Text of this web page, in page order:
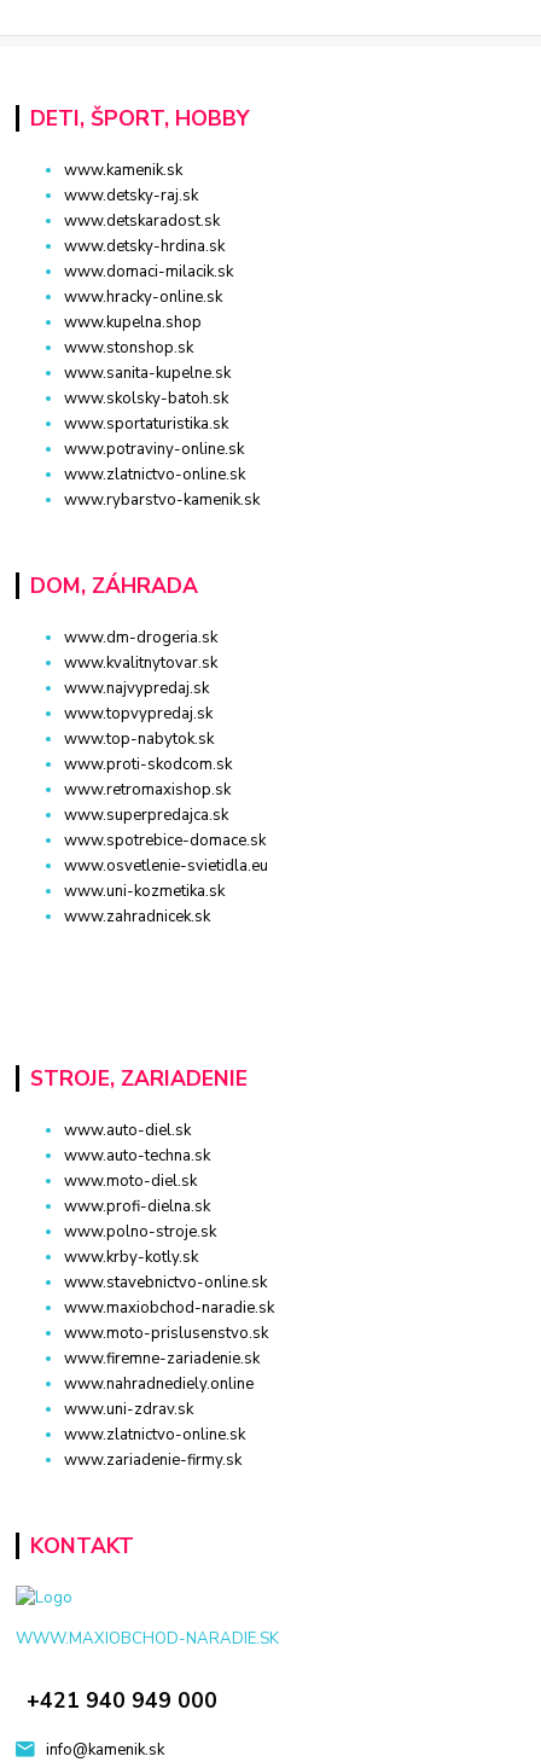
DETI, ŠPORT, HOBBY
www.kamenik.sk
www.detsky-raj.sk
www.detskaradost.sk
www.detsky-hrdina.sk
www.domaci-milacik.sk
www.hracky-online.sk
www.kupelna.shop
www.stonshop.sk
www.sanita-kupelne.sk
www.skolsky-batoh.sk
www.sportaturistika.sk
www.potraviny-online.sk
www.zlatnictvo-online.sk
www.rybarstvo-kamenik.sk
DOM, ZÁHRADA
www.dm-drogeria.sk
www.kvalitnytovar.sk
www.najvypredaj.sk
www.topvypredaj.sk
www.top-nabytok.sk
www.proti-skodcom.sk
www.retromaxishop.sk
www.superpredajca.sk
www.spotrebice-domace.sk
www.osvetlenie-svietidla.eu
www.uni-kozmetika.sk
www.zahradnicek.sk
STROJE, ZARIADENIE
www.auto-diel.sk
www.auto-techna.sk
www.moto-diel.sk
www.profi-dielna.sk
www.polno-stroje.sk
www.krby-kotly.sk
www.stavebnictvo-online.sk
www.maxiobchod-naradie.sk
www.moto-prislusenstvo.sk
www.firemne-zariadenie.sk
www.nahradnediely.online
www.uni-zdrav.sk
www.zlatnictvo-online.sk
www.zariadenie-firmy.sk
KONTAKT
WWW.MAXIOBCHOD-NARADIE.SK
+421 940 949 000
info@kamenik.sk